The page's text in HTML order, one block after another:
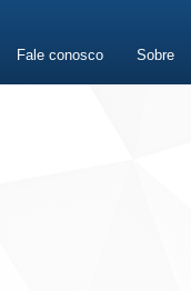
Fale conosco Sobre